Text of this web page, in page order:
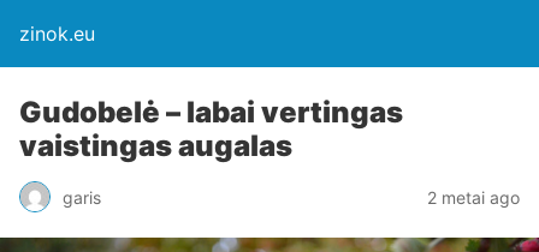
zinok.eu
Gudobelė – labai vertingas
vaistingas augalas
garis 2 metai ago